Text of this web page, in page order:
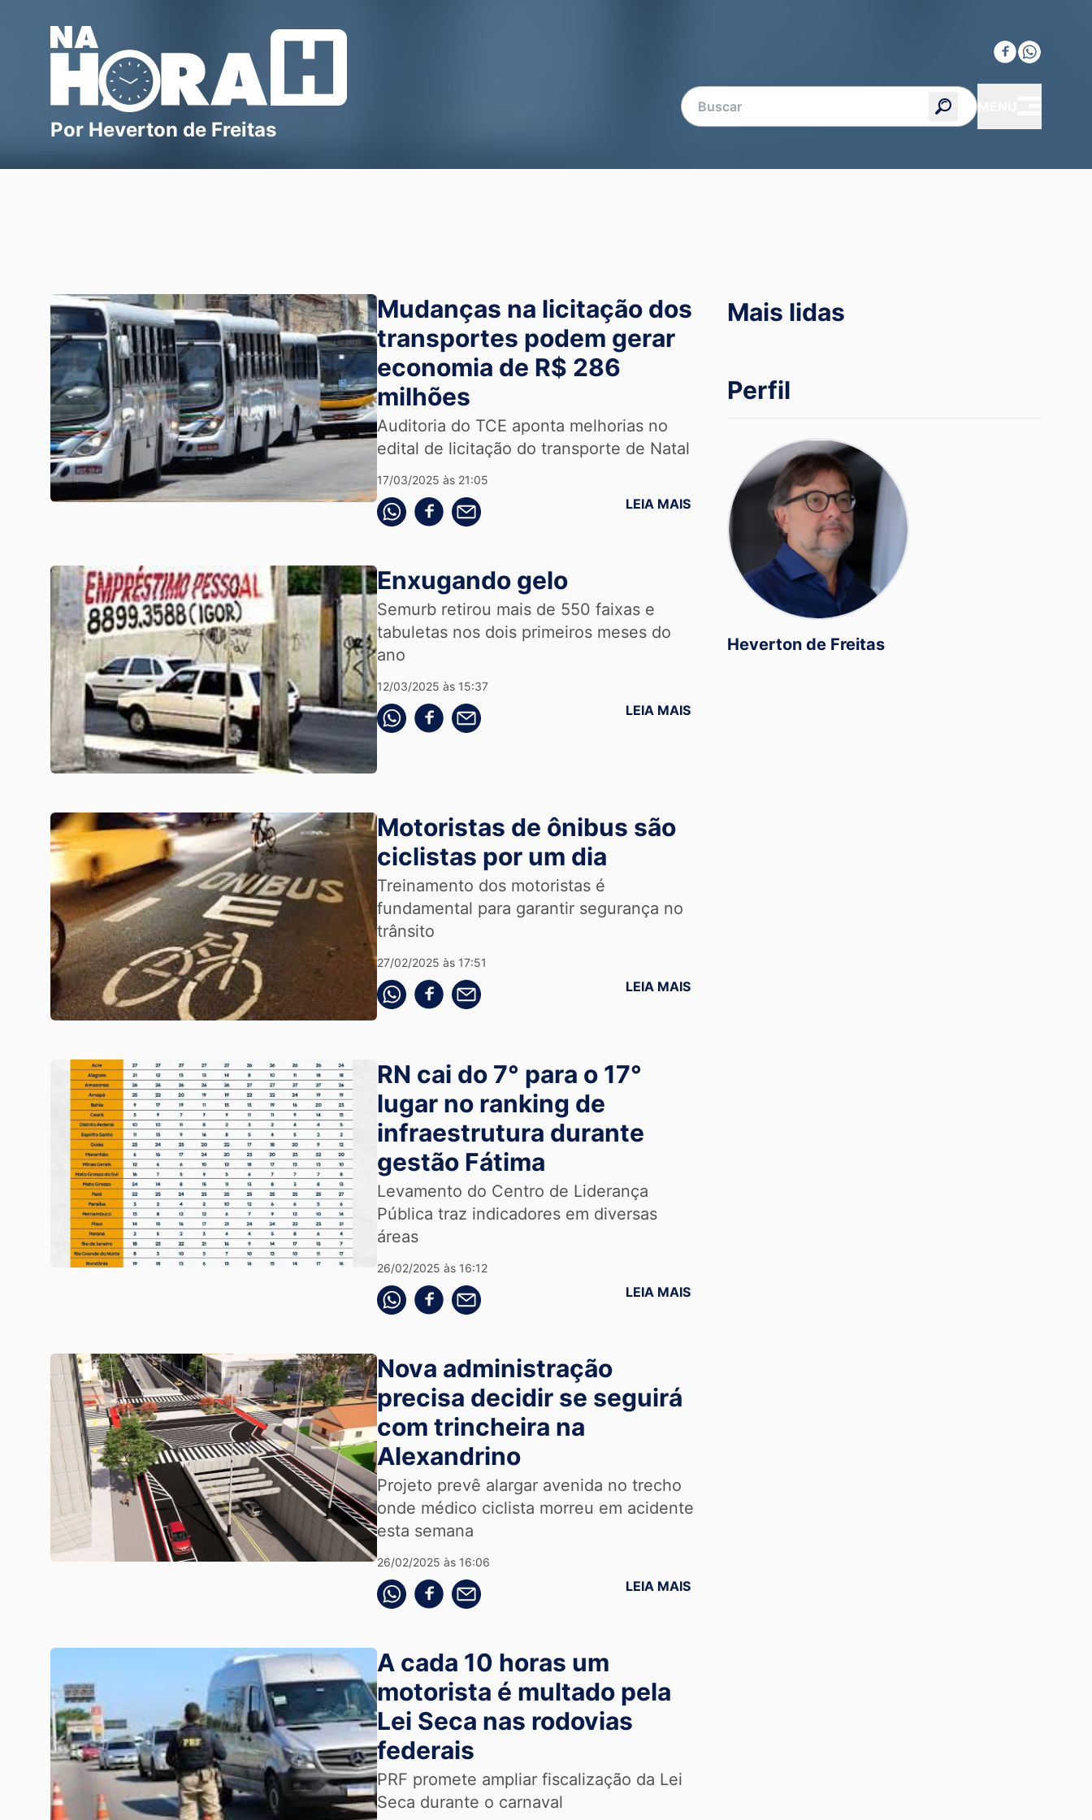
Blog Na Hora H
Por Heverton de Freitas
Mudanças na licitação dos
transportes podem gerar
economia de R$ 286
milhões
Auditoria do TCE aponta melhorias no
edital de licitação do transporte de Natal
17/03/2025 às 21:05
Compartilhe pelo whatsapp
Compartilhar no facebook
Compartilhe pelo email LEIA MAIS
Enxugando gelo
Semurb retirou mais de 550 faixas e
tabuletas nos dois primeiros meses do
ano
12/03/2025 às 15:37
Compartilhe pelo whatsapp
Compartilhar no facebook
Compartilhe pelo email LEIA MAIS
Motoristas de ônibus são
ciclistas por um dia
Treinamento dos motoristas é
fundamental para garantir segurança no
trânsito
27/02/2025 às 17:51
Compartilhe pelo whatsapp
Compartilhar no facebook
Compartilhe pelo email LEIA MAIS
RN cai do 7° para o 17°
lugar no ranking de
infraestrutura durante
gestão Fátima
Levamento do Centro de Liderança
Pública traz indicadores em diversas
áreas
26/02/2025 às 16:12
Compartilhe pelo whatsapp
Compartilhar no facebook
Compartilhe pelo email LEIA MAIS
Nova administração
precisa decidir se seguirá
com trincheira na
Alexandrino
Projeto prevê alargar avenida no trecho
onde médico ciclista morreu em acidente
esta semana
26/02/2025 às 16:06
Compartilhe pelo whatsapp
Compartilhar no facebook
Compartilhe pelo email LEIA MAIS
A cada 10 horas um
motorista é multado pela
Lei Seca nas rodovias
federais
PRF promete ampliar fiscalização da Lei
Seca durante o carnaval
Mais lidas
Perfil
Heverton de Freitas